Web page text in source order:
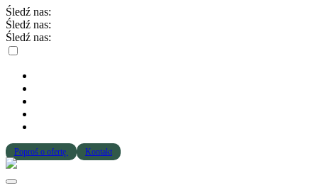
Śledź nas:
Śledź nas:
Śledź nas:
Poproś o ofertę Kontakt